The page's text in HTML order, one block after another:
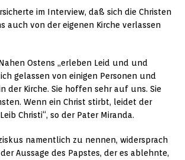
im Interview, daß sich die Christen
auch von der eigenen Kirche verlassen
Ostens „erleben Leid und und
gelassen von einigen Personen und
der Kirche. Sie hoffen sehr auf uns. Sie
Wenn ein Christ stirbt, leidet der
Christi“, so der Pater Miranda.
namentlich zu nennen, widersprach
Aussage des Papstes, der es ablehnte,